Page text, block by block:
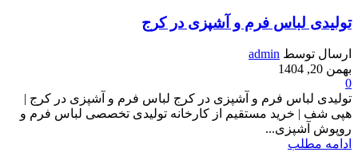
تولیدی لباس فرم و آشپزی در کرج
ارسال توسط admin
بهمن 20, 1404
0
تولیدی لباس فرم و آشپزی در کرج لباس فرم و آشپزی در کرج |
هپی شف | خرید مستقیم از کارخانه تولیدی تخصصی لباس فرم و
روپوش آشپزی...
ادامه مطلب